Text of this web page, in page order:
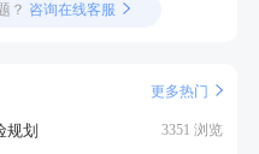
？ 咨询在线客服
更多热门
规划 3351 浏览